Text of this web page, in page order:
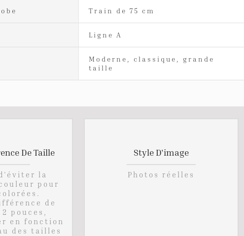
Train de 75 cm
Ligne A
Moderne, classique, grande
taille
De Taille
la
pour
de
pouces,
en fonction
des tailles
Style D'image
Photos réelles